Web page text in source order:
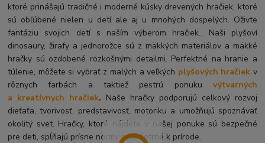
ktoré prinášajú tradičné i moderné kúsky drevených hračiek, ktoré
sú obľúbené nielen u detí ale aj u mnohých dospelých. Oživte
fantáziu svojich detí s naším výberom hračiek.. Naši plyšoví
dinosaury, žirafy a jednorožce sú z mäkkých materiálov a mäkké
hračky sú ozdobené rozkošnými detailmi. Perfektné na hranie a
túlenie, môžete si vybrať z malých a veľkých plyšových hračiek v
rôznych farbách a taktiež pestrú ponuku výtvarných
a kreatívnych hračiek. Naše hračky podporujú celkový rozvoj
dieťaťa, tvorivosť, predstavivosť, motoriku a umožňujú spoznávať
okolitý svet. Hračky, ktoré nájdete v našej ponuke sú bezpečné
pre deti, spĺňajú prísne normy a sú šetrné k prírode.